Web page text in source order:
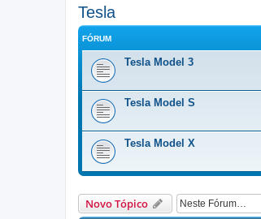
Tesla
FÓRUM
Tesla Model 3
Tesla Model S
Tesla Model X
Novo Tópico